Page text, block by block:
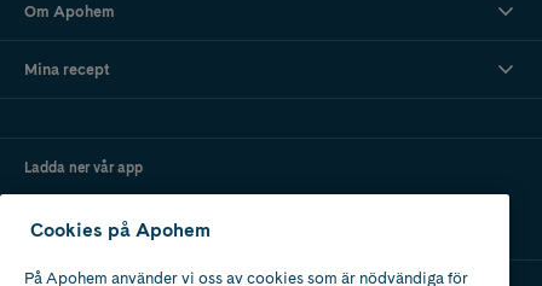
Om Apohem
Mina recept
Ladda ner vår app
Cookies på Apohem
På Apohem använder vi oss av cookies som är nödvändiga för